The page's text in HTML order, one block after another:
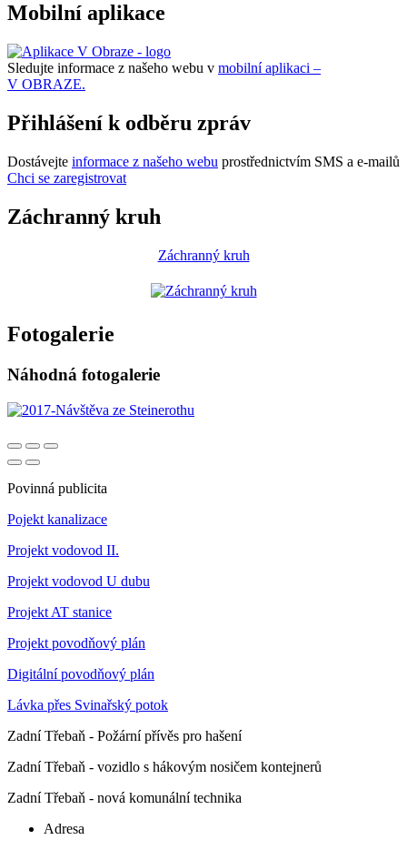
Mobilní aplikace
Sledujte informace z našeho webu v mobilní aplikaci –
V OBRAZE.
Přihlášení k odběru zpráv
Dostávejte informace z našeho webu prostřednictvím SMS a e-mailů
Chci se zaregistrovat
Záchranný kruh
Záchranný kruh
Fotogalerie
Náhodná fotogalerie
Povinná publicita
Pojekt kanalizace
Projekt vodovod II.
Projekt vodovod U dubu
Projekt AT stanice
Projekt povodňový plán
Digitální povodňový plán
Lávka přes Svinařský potok
Zadní Třebaň - Požární přívěs pro hašení
Zadní Třebaň - vozidlo s hákovým nosičem kontejnerů
Zadní Třebaň - nová komunální technika
Adresa